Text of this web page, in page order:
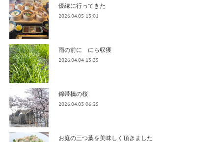
優縁に行ってきた
2026.04.05 13:01
雨の前に にら収獲
2026.04.04 13:35
錦帯橋の桜
2026.04.03 06:25
お庭の三つ葉を美味しく頂きました